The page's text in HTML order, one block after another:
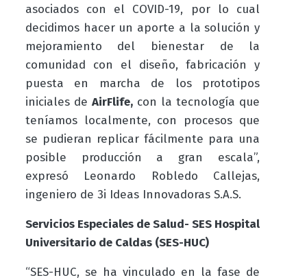
asociados con el COVID-19, por lo cual
decidimos hacer un aporte a la solución y
mejoramiento del bienestar de la
comunidad con el diseño, fabricación y
puesta en marcha de los prototipos
iniciales de AirFlife,con la tecnología que
teníamos localmente, con procesos que
se pudieran replicar fácilmente para una
posible producción a gran escala”,
expresó Leonardo Robledo Callejas,
ingeniero de 3i Ideas Innovadoras S.A.S.
Servicios Especiales de Salud- SES Hospital
Universitario de Caldas (SES-HUC)
“SES-HUC, se ha vinculado en la fase de